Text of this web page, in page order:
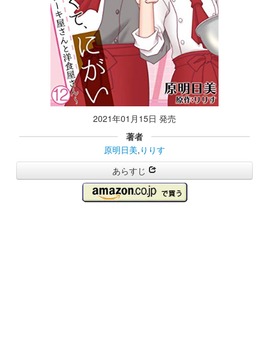
2021年01月15日 発売
著者
原明日美, りりす
あらすじ